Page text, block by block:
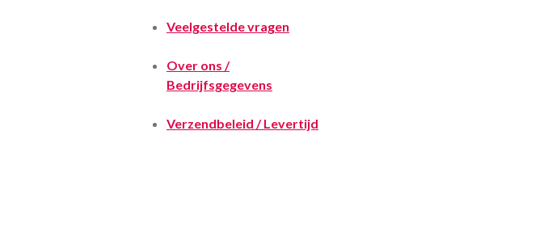
Veelgestelde vragen
Over ons /
Bedrijfsgegevens
Verzendbeleid / Levertijd